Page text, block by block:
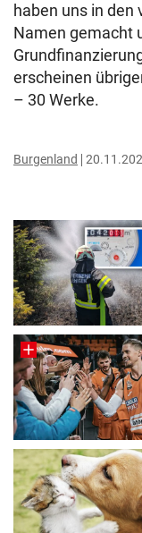
haben uns in den
Namen gemacht
erscheinen
– 30 Werke.
Burgenland